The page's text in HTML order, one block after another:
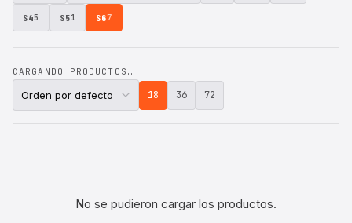
S45 S51 S67
CARGANDO PRODUCTOS…
18 36 72
No se pudieron cargar los productos.